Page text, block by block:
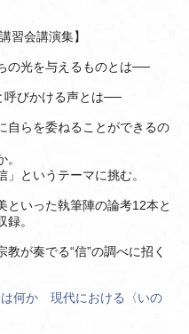
習会講演集】
の光を与えるものとは──
呼びかける声とは──
自らを委ねることができるの
というテーマに挑む。
といった執筆陣の論考12本と
。
が奏でる“信”の調べに招く
何か 現代における〈いの